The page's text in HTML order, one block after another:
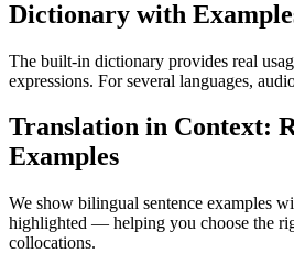
Dictionary with
The built-in dictionary provides real
expressions. For several languages,
Translation in Context:
Examples
We show bilingual sentence examples
highlighted — helping you choose the
collocations.